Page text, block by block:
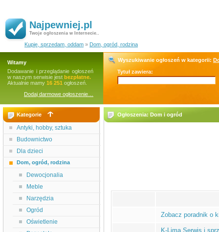
Najpewniej.pl
Twoje ogłoszenia w Internecie..
Kupię, sprzedam, oddam » Dom, ogród, rodzina
Witamy
Dodawanie i przeglądanie ogłoszeń
w naszym serwisie jest bezpłatne.
Aktualnie mamy 16 251 ogłoszeń.
Dodaj darmowe ogłoszenie…
Wyszukiwanie ogłoszeń w kategorii:
Tytuł zawiera:
Kategorie
Antyki, hobby, sztuka
Budownictwo
Dla dzieci
Dom, ogród, rodzina
Dewocjonalia
Meble
Narzędzia
Ogród
Oświetlenie
Ogłoszenia: Dom i ogród
Zobacz poradnik o
K-Lima Serwis i